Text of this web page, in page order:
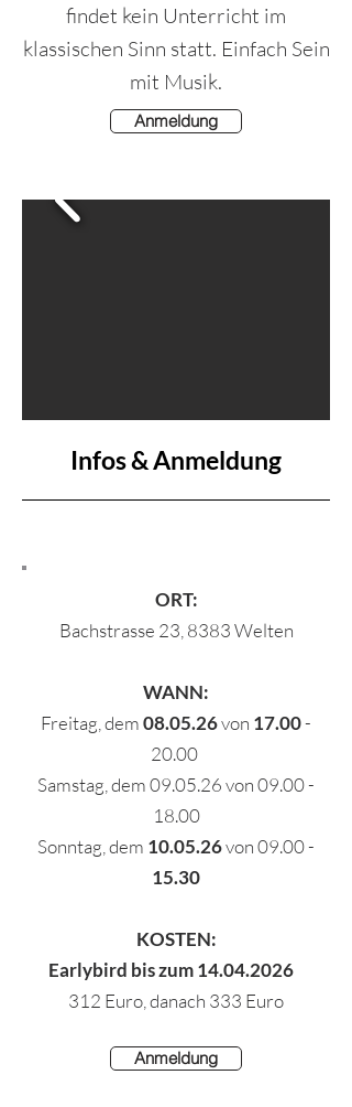
findet kein Unterricht im
klassischen Sinn statt. Einfach Sein
mit Musik.
Anmeldung
Infos & Anmeldung
ORT:
Bachstrasse 23, 8383 Welten
WANN:
Freitag, dem08.05.26von 17.00-
20.00
Samstag, dem09.05.26von09.00 -
18.00
Sonntag, dem 10.05.26von 09.00 -
15.30
KOSTEN:
Earlybird bis zum14.04.2026
312 Euro, danach 333 Euro
Anmeldung